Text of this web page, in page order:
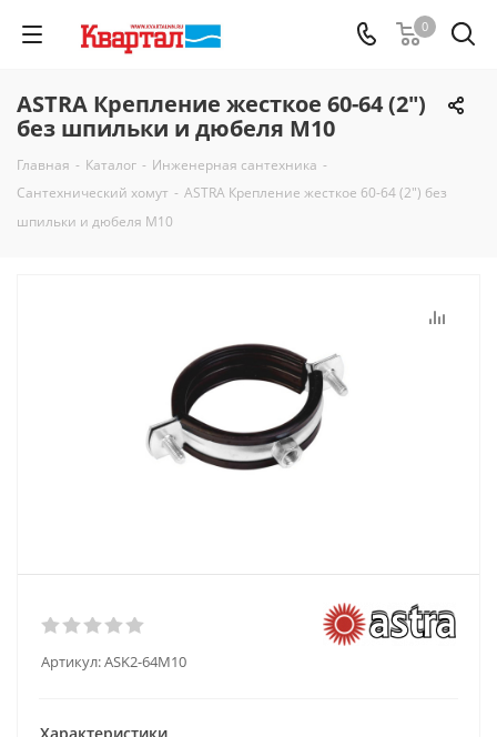
0
ASTRA Крепление жесткое 60-64 (2")
без шпильки и дюбеля М10
Главная - Каталог - Инженерная сантехника -
Сантехнический хомут - ASTRA Крепление жесткое 60-64 (2") без
шпильки и дюбеля М10
Артикул:ASK2-64M10